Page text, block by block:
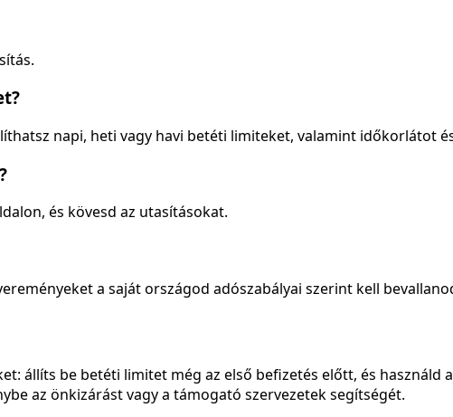
napi, heti vagy havi betéti limiteket, valamint időkorlátot
és kövesd az utasításokat.
a saját országod adószabályai szerint kell
állíts be betéti limitet még az első befizetés előtt, és
az önkizárást vagy a támogató szervezetek segítségét.